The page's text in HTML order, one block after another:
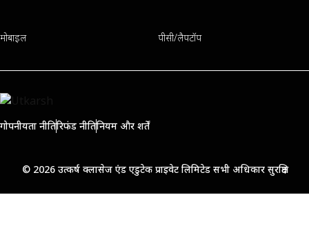
मोबाइल पीसी/लैपटॉप
गोपनीयता नीतिरिफंड नीतिनियम और शर्तें
© 2026 उत्कर्ष क्लासेज एंड एडुटेक प्राइवेट लिमिटेड सभी अधिकार सुरक्षित